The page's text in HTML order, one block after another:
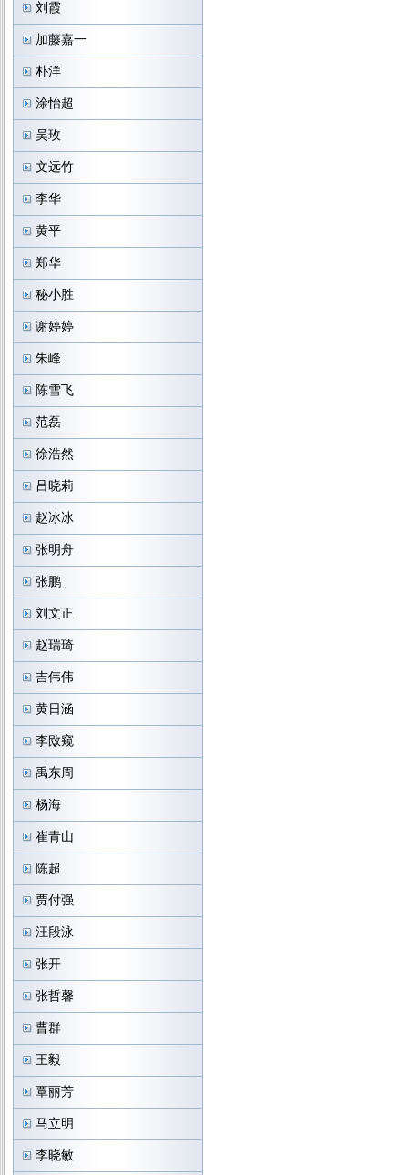
刘霞
加藤嘉一
朴洋
涂怡超
吴玫
文远竹
李华
黄平
郑华
秘小胜
谢婷婷
朱峰
陈雪飞
范磊
徐浩然
吕晓莉
赵冰冰
张明舟
张鹏
刘文正
赵瑞琦
吉伟伟
黄日涵
李敃窥
禹东周
杨海
崔青山
陈超
贾付强
汪段泳
张开
张哲馨
曹群
王毅
覃丽芳
马立明
李晓敏